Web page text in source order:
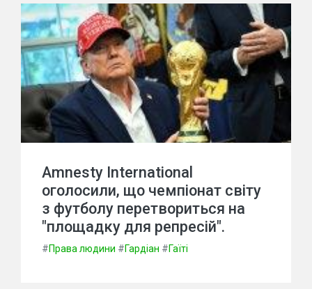
Amnesty International
оголосили, що чемпіонат світу
з футболу перетвориться на
"площадку для репресій".
#Права людини #Гардіан #Гаїті